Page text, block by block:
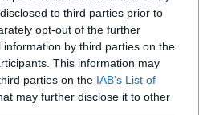
to third parties prior to
opt-out of the further
by third parties on the
This information may
parties on the IAB’s List of
may further disclose it to other